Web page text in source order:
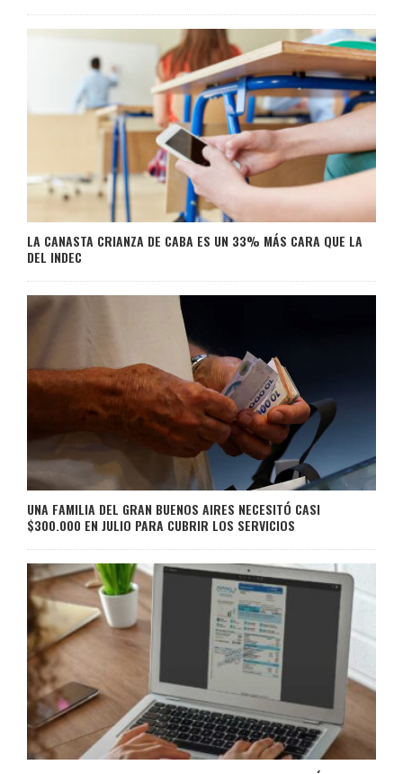
LA CANASTA CRIANZA DE CABA ES UN 33% MÁS CARA QUE LA
DEL INDEC
UNA FAMILIA DEL GRAN BUENOS AIRES NECESITÓ CASI
$300.000 EN JULIO PARA CUBRIR LOS SERVICIOS